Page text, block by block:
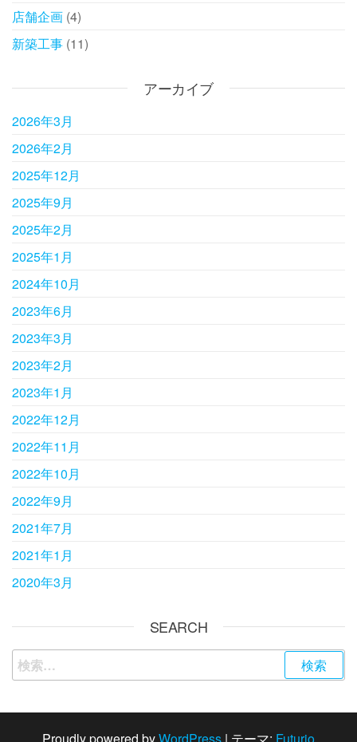
店舗企画 (4)
新築工事 (11)
アーカイブ
2026年3月
2026年2月
2025年12月
2025年9月
2025年2月
2025年1月
2024年10月
2023年6月
2023年3月
2023年2月
2023年1月
2022年12月
2022年11月
2022年10月
2022年9月
2021年7月
2021年1月
2020年3月
SEARCH
検索: